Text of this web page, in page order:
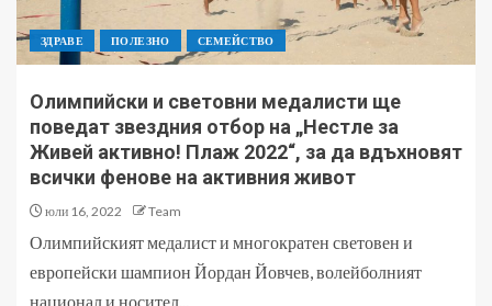
ЗДРАВЕ ПОЛЕЗНО СЕМЕЙСТВО
Олимпийски и световни медалисти ще
поведат звездния отбор на „Нестле за
Живей активно! Плаж 2022“, за да вдъхновят
всички фенове на активния живот
юли 16, 2022 Team
Олимпийският медалист и многократен световен и
европейски шампион Йордан Йовчев, волейболният
национал и носител...